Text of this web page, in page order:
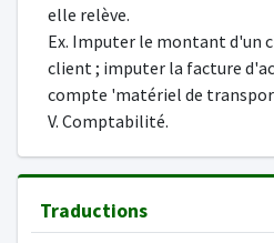
elle relève.
Ex. Imputer le montant d'un
client ; imputer la facture
compte 'matériel de
V. Comptabilité.
Traductions